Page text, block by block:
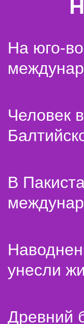
На юго-
Человек
В
унесли
Древний